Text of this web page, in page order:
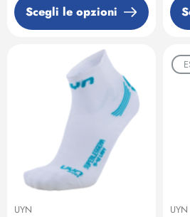
Scegli le opzioni
UYN UYN